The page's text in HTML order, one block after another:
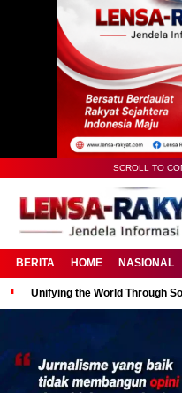
SCROLL TO
BERITA HOME NASIONAL
Unifying the World Through